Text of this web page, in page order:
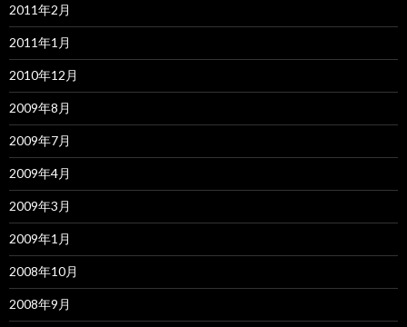
2011年2月
2011年1月
2010年12月
2009年8月
2009年7月
2009年4月
2009年3月
2009年1月
2008年10月
2008年9月